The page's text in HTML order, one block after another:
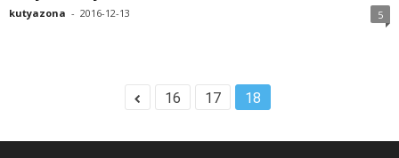
kutyazona - 2016-12-13 5
16 17 18